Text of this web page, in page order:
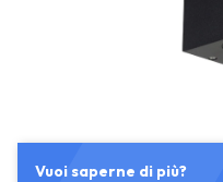
Vuoi saperne di più?